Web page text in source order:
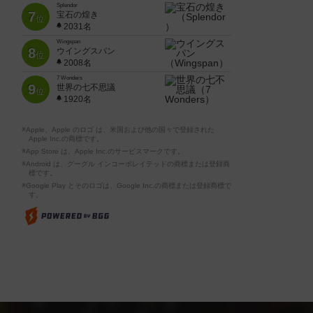
7位
Splendor
宝石の煌き
2031名
8位
Wingspan
ウイングスパン
2008名
9位
7 Wonders
世界の七不思議
1920名
※Apple、Apple のロゴ は、米国および他の国々で登録された
Apple Inc.の商標です。
※App Store は、Apple Inc.のサービスマークです。
※Android は、グーグル インコーポレイテッドの商標または登録商
標です。
※Google Play とそのロゴは、Google Inc.の商標または登録商標で
す。